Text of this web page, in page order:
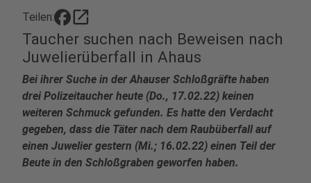
Teilen: open_in_new
Taucher suchen nach Beweisen nach
Juwelierüberfall in Ahaus
Bei ihrer Suche in der Ahauser Schloßgräfte haben
drei Polizeitaucher heute (Do., 17.02.22) keinen
weiteren Schmuck gefunden. Es hatte den Verdacht
gegeben, dass die Täter nach dem Raubüberfall auf
einen Juwelier gestern (Mi.; 16.02.22) einen Teil der
Beute in den Schloßgraben geworfen haben.